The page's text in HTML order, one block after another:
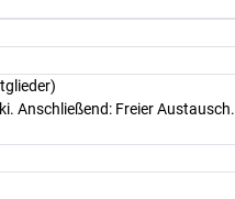
Anschließend: Freier Austausch.